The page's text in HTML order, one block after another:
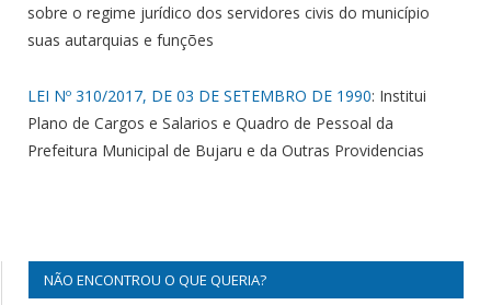
sobre o regime jurídico dos servidores civis do município
suas autarquias e funções
LEI Nº 310/2017, DE 03 DE SETEMBRO DE 1990: Institui
Plano de Cargos e Salarios e Quadro de Pessoal da
Prefeitura Municipal de Bujaru e da Outras Providencias
NÃO ENCONTROU O QUE QUERIA?